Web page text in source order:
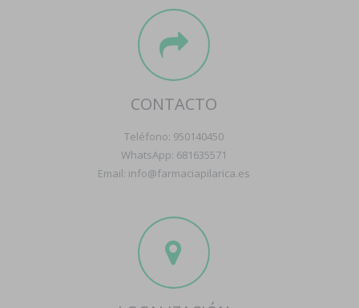
CONTACTO
Teléfono: 950140450
WhatsApp: 681635571
Email: info@farmaciapilarica.es